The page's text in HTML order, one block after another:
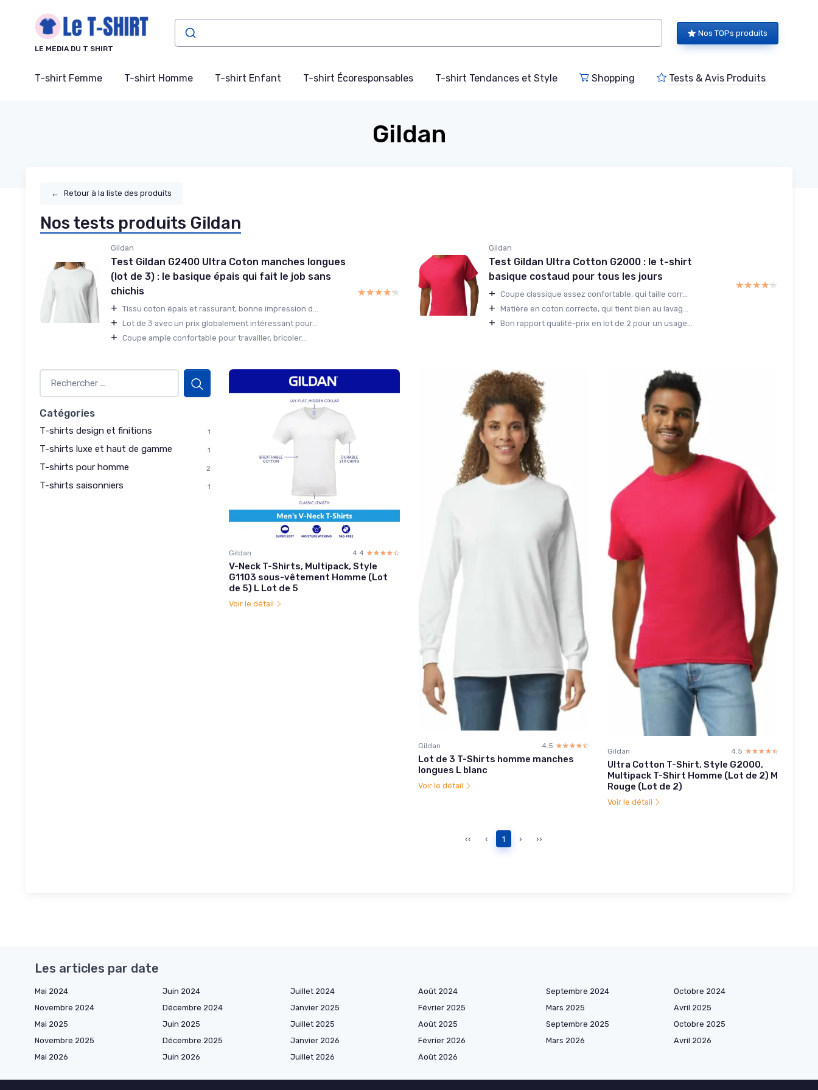
LE MEDIA DU T SHIRT
Nos TOPs produits
T-shirt Femme T-shirt Homme T-shirt Enfant T-shirt Écoresponsables T-shirt Tendances et Style Shopping Tests & Avis Produits
Gildan
← Retour à la liste des produits
Nos tests produits Gildan
Gildan
Test Gildan G2400 Ultra Coton manches longues
(lot de 3) : le basique épais qui fait le job sans
chichis
+ Tissu coton épais et rassurant, bonne impression d...
+ Lot de 3 avec un prix globalement intéressant pour...
+ Coupe ample confortable pour travailler, bricoler...
★★★★★
★★★★★
Gildan
Test Gildan Ultra Cotton G2000 : le t-shirt
basique costaud pour tous les jours
+ Coupe classique assez confortable, qui taille corr...
+ Matière en coton correcte, qui tient bien au lavag...
+ Bon rapport qualité-prix en lot de 2 pour un usage...
★★★★★
★★★★★
Catégories
T-shirts design et finitions 1
T-shirts luxe et haut de gamme 1
T-shirts pour homme 2
T-shirts saisonniers 1
Gildan 4.4 ☆☆☆☆☆
★★★★★
V-Neck T-Shirts, Multipack, Style
G1103 sous-vêtement Homme (Lot
de 5) L Lot de 5
Voir le détail
Gildan 4.5 ☆☆☆☆☆
★★★★★
Lot de 3 T-Shirts homme manches
longues L blanc
Voir le détail
Gildan 4.5 ☆☆☆☆☆
★★★★★
Ultra Cotton T-Shirt, Style G2000,
Multipack T-Shirt Homme (Lot de 2) M
Rouge (Lot de 2)
Voir le détail
‹‹ ‹ 1 › ››
Les articles par date
Mai 2024 Juin 2024 Juillet 2024 Août 2024 Septembre 2024
Octobre 2024
Novembre 2024
Décembre 2024 Janvier 2025 Février 2025 Mars 2025
Avril 2025
Mai 2025
Juin 2025 Juillet 2025 Août 2025 Septembre 2025
Octobre 2025
Novembre 2025
Décembre 2025 Janvier 2026 Février 2026 Mars 2026
Avril 2026
Mai 2026
Juin 2026 Juillet 2026 Août 2026